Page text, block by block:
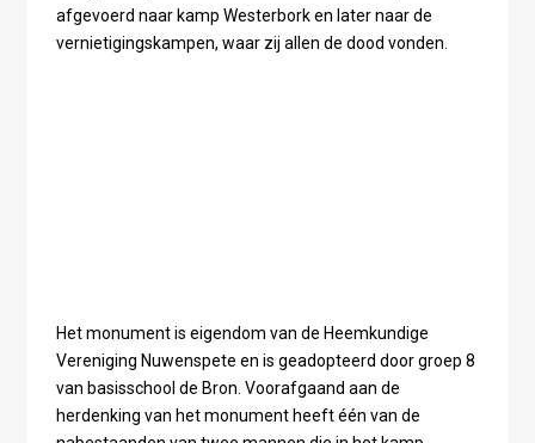
afgevoerd naar kamp Westerbork en later naar de
vernietigingskampen, waar zij allen de dood vonden.
Het monument is eigendom van de Heemkundige
Vereniging Nuwenspete en is geadopteerd door groep 8
van basisschool de Bron. Voorafgaand aan de
herdenking van het monument heeft één van de